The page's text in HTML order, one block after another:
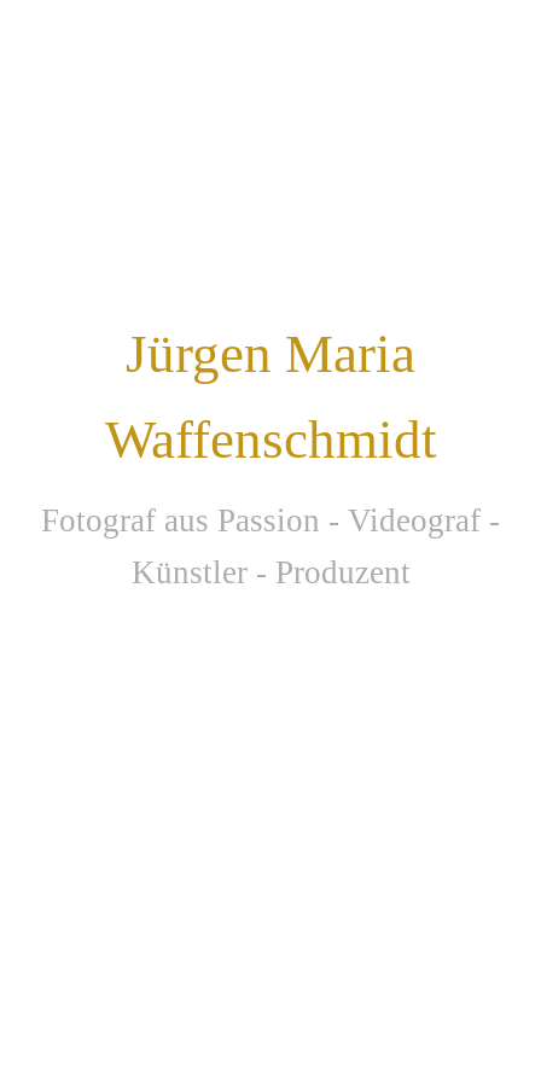
Jürgen Maria
Waffenschmidt
Fotograf aus Passion - Videograf -
Künstler - Produzent